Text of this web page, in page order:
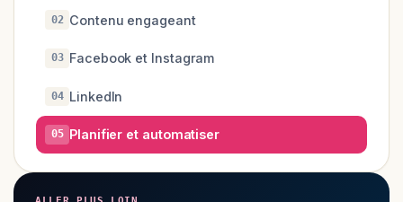
02 Contenu engageant
03 Facebook et Instagram
04 LinkedIn
05 Planifier et automatiser